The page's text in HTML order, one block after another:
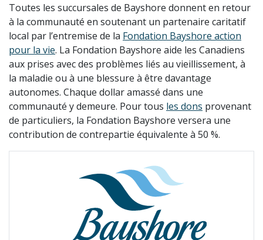
Toutes les succursales de Bayshore donnent en retour
à la communauté en soutenant un partenaire caritatif
local par l’entremise de la Fondation Bayshore action
pour la vie. La Fondation Bayshore aide les Canadiens
aux prises avec des problèmes liés au vieillissement, à
la maladie ou à une blessure à être davantage
autonomes. Chaque dollar amassé dans une
communauté y demeure. Pour tous les dons provenant
de particuliers, la Fondation Bayshore versera une
contribution de contrepartie équivalente à 50 %.